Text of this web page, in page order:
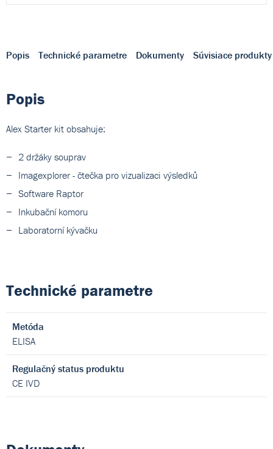
Popis Technické parametre Dokumenty Súvisiace produkty
Popis
Alex Starter kit obsahuje:
2 držáky souprav
Imagexplorer - čtečka pro vizualizaci výsledků
Software Raptor
Inkubační komoru
Laboratorní kývačku
Technické parametre
Metóda
ELISA
Regulačný status produktu
CE IVD